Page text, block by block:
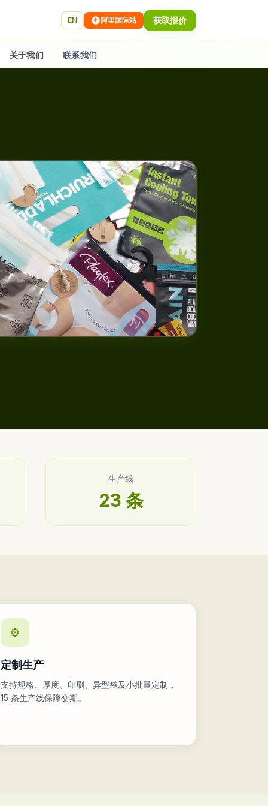
EN 阿里国际站 获取报价
关于我们 联系我们
生产线
23 条
⚙️
定制生产
支持规格、厚度、印刷、异型袋及小批量定制，
15 条生产线保障交期。